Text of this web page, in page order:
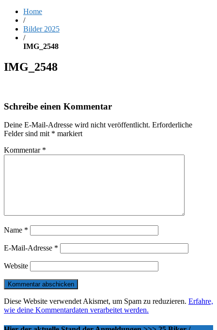
Home
/
Bilder 2025
/
IMG_2548
IMG_2548
Schreibe einen Kommentar
Deine E-Mail-Adresse wird nicht veröffentlicht. Erforderliche
Felder sind mit * markiert
Kommentar *
Name *
E-Mail-Adresse *
Website
Diese Website verwendet Akismet, um Spam zu reduzieren. Erfahre,
wie deine Kommentardaten verarbeitet werden.